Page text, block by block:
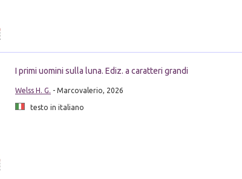
I primi uomini sulla luna. Ediz. a caratteri grandi
Welss H. G. - Marcovalerio, 2026
testo in italiano